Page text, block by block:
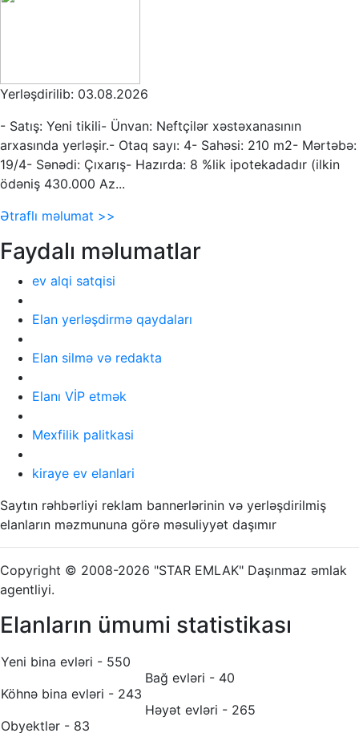
Yerləşdirilib: 03.08.2026
- Satış: Yeni tikili- Ünvan: Neftçilər xəstəxanasının
arxasında yerləşir.- Otaq sayı: 4- Sahəsi: 210 m2- Mərtəbə:
19/4- Sənədi: Çıxarış- Hazırda: 8 %lik ipotekadadır (ilkin
ödəniş 430.000 Az...
Ətraflı məlumat >>
Faydalı məlumatlar
ev alqi satqisi
Elan yerləşdirmə qaydaları
Elan silmə və redakta
Elanı VİP etmək
Mexfilik palitkasi
kiraye ev elanlari
Saytın rəhbərliyi reklam bannerlərinin və yerləşdirilmiş
elanların məzmununa görə məsuliyyət daşımır
Copyright © 2008-2026 "STAR EMLAK" Daşınmaz əmlak
agentliyi.
Elanların ümumi statistikası
Yeni bina evləri - 550
Köhnə bina evləri - 243
Obyektlər - 83
Bağ evləri - 40
Həyət evləri - 265